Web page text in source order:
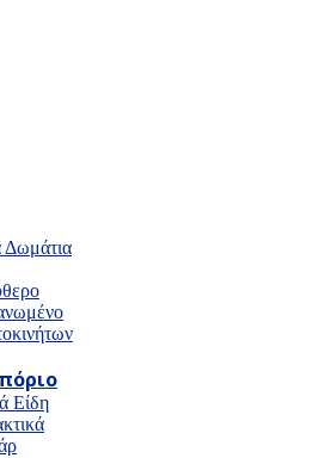
Δωμάτια
Είδη